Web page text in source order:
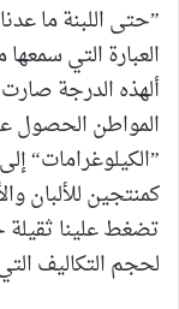
”حتى اللبنة ما
العبارة التي
ألهذه الدرجة
المواطن الحصول
”الكيلوغرامات“
كمنتجين للألبان
تضغط علينا ثقيلة
لحجم التكاليف